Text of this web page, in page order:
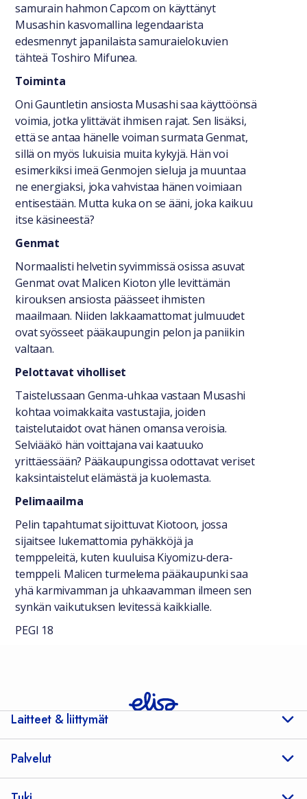
samurain hahmon Capcom on käyttänyt
Musashin kasvomallina legendaarista
edesmennyt japanilaista samuraielokuvien
tähteä Toshiro Mifunea.
Toiminta
Oni Gauntletin ansiosta Musashi saa käyttöönsä
voimia, jotka ylittävät ihmisen rajat. Sen lisäksi,
että se antaa hänelle voiman surmata Genmat,
sillä on myös lukuisia muita kykyjä. Hän voi
esimerkiksi imeä Genmojen sieluja ja muuntaa
ne energiaksi, joka vahvistaa hänen voimiaan
entisestään. Mutta kuka on se ääni, joka kaikuu
itse käsineestä?
Genmat
Normaalisti helvetin syvimmissä osissa asuvat
Genmat ovat Malicen Kioton ylle levittämän
kirouksen ansiosta päässeet ihmisten
maailmaan. Niiden lakkaamattomat julmuudet
ovat syösseet pääkaupungin pelon ja paniikin
valtaan.
Pelottavat viholliset
Taistelussaan Genma-uhkaa vastaan Musashi
kohtaa voimakkaita vastustajia, joiden
taistelutaidot ovat hänen omansa veroisia.
Selviääkö hän voittajana vai kaatuuko
yrittäessään? Pääkaupungissa odottavat veriset
kaksintaistelut elämästä ja kuolemasta.
Pelimaailma
Pelin tapahtumat sijoittuvat Kiotoon, jossa
sijaitsee lukemattomia pyhäkköjä ja
temppeleitä, kuten kuuluisa Kiyomizu-dera-
temppeli. Malicen turmelema pääkaupunki saa
yhä karmivamman ja uhkaavamman ilmeen sen
synkän vaikutuksen levitessä kaikkialle.
PEGI 18
Laitteet & liittymät
Palvelut